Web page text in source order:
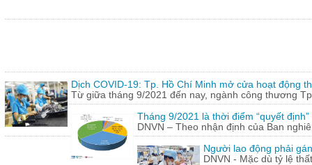
Dịch COVID-19: Tp. Hồ Chí Minh mở cửa hoạt động
Từ giữa tháng 9/2021 đến nay, ngành công thương
Tháng 9/2021 là thời điểm “quyết
DNVN – Theo nhận định của Ban
Người lao động phải
DNVN - Mặc dù tỷ lệ